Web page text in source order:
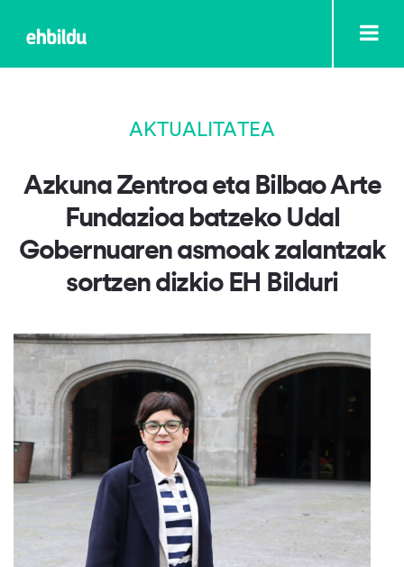
AKTUALITATEA
Azkuna Zentroa eta Bilbao Arte
Fundazioa batzeko Udal
Gobernuaren asmoak zalantzak
sortzen dizkio EH Bilduri